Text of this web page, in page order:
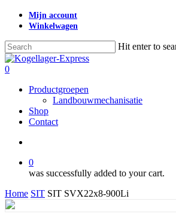
Skip
content
Mijn account
Winkelwagen
Hit enter to
Close
Search
search
0
Productgroepen
Landbouwmechanisatie
Shop
Contact
0
was successfully added to your cart.
Home SIT SIT SVX22x8-900Li